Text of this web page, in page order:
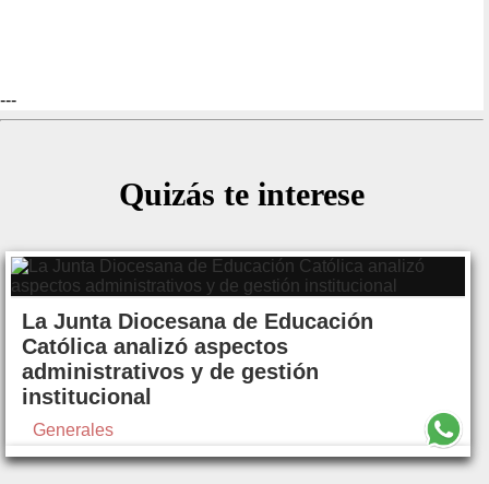
---
Quizás te interese
La Junta Diocesana de Educación
Católica analizó aspectos
administrativos y de gestión
institucional
Generales